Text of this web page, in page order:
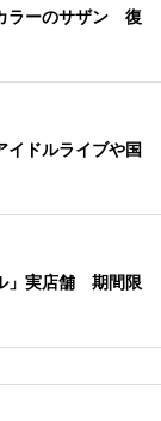
ラーのサザン 復
ドルライブや国
」実店舗 期間限